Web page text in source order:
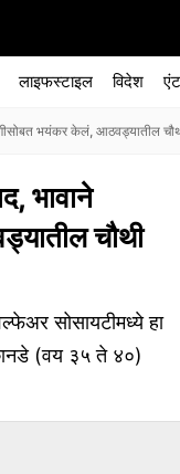
लाइफस्टाइल विदेश
भयंकर केलं, आठवड्यातील
भावाने
चौथी
सोसायटीमध्ये हा
(वय ३५ ते ४०)